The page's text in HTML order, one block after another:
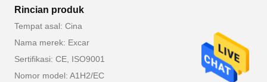
Rincian produk
Tempat asal: Cina
Nama merek: Excar
Sertifikasi: CE, ISO9001
Nomor model: A1H2/EC